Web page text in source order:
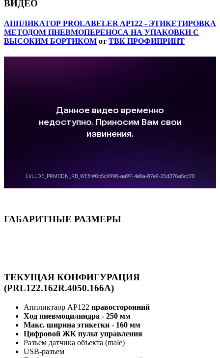
ВИДЕО
АППЛИКАТОР PROLABELER AP122 - ЭТИКЕТИРОВКА
МЕТОДОМ ПНЕВМОПЕРЕНОСА НА УПАКОВКИ С
ВЫСОКИМ БОРТИКОМ от ТВК ПРОФИПРИНТ
ГАБАРИТНЫЕ РАЗМЕРЫ
ТЕКУЩАЯ КОНФИГУРАЦИЯ
(PRL122.162R.4050.166A)
Аппликтаор AP122 правосторонний
Ход пневмоцилиндра - 250 мм
Макс. ширина этикетки - 160 мм
Цифровой ЖК пульт управления
Разъем датчика объекта (male)
USB-разъем